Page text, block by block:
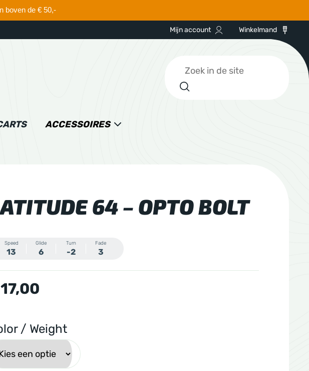
boven de € 50,-
Mijn account Winkelmand
ACCESSOIRES
Zoeken
64 – OPTO BOLT
Speed
13
Glide
6
Turn
-2
Fade
3
17,00
/ Weight